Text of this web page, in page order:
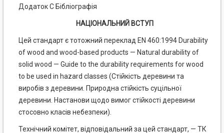
Додаток С Бібліографія
НАЦІОНАЛЬНИЙ ВСТУП
Цей стандарт є тотожний переклад EN 460:1994 Durability
of wood and wood-based products — Natural durability of
solid wood — Guide to the durability requirements for wood
to be used in hazard classes (Стійкість деревини та
виробів з деревини. Природна стійкість суцільної
деревини. Настанови щодо вимог стійкості деревини
стосовно класів небезпеки).
Технічний комітет, відповідальний за цей стандарт, — ТК